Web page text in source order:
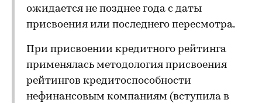
ожидается не позднее года с даты
присвоения или последнего пересмотра.
При присвоении кредитного рейтинга
применялась методология присвоения
рейтингов кредитоспособности
нефинансовым компаниям (вступила в